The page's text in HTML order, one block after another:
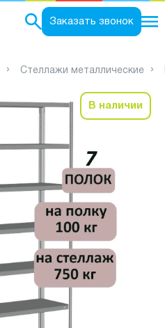
Заказать звонок
Стеллажи металлические
В наличии